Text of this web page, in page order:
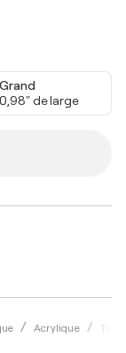
Acrylique
Grand
0,98" de large